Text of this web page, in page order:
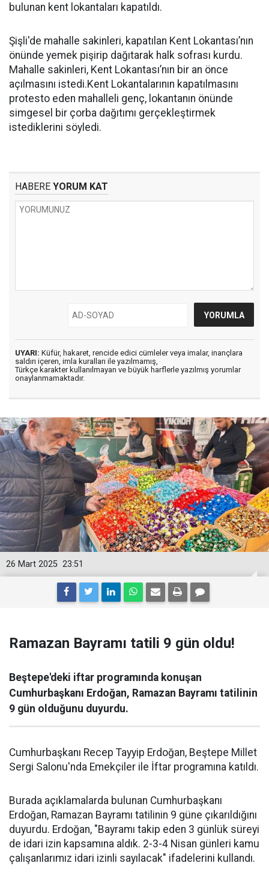
bulunan kent lokantaları kapatıldı.
Şişli'de mahalle sakinleri, kapatılan Kent Lokantası’nın
önünde yemek pişirip dağıtarak halk sofrası kurdu.
Mahalle sakinleri, Kent Lokantası’nın bir an önce
açılmasını istedi.Kent Lokantalarının kapatılmasını
protesto eden mahalleli genç, lokantanın önünde
simgesel bir çorba dağıtımı gerçekleştirmek
istediklerini söyledi.
HABERE YORUM KAT
UYARI: Küfür, hakaret, rencide edici cümleler veya imalar, inançlara
saldırı içeren, imla kuralları ile yazılmamış,
Türkçe karakter kullanılmayan ve büyük harflerle yazılmış yorumlar
onaylanmamaktadır.
23:51
26 Mart 2025
Ramazan Bayramı tatili 9 gün oldu!
Beştepe'deki iftar programında konuşan
Cumhurbaşkanı Erdoğan, Ramazan Bayramı tatilinin
9 gün olduğunu duyurdu.
Cumhurbaşkanı Recep Tayyip Erdoğan, Beştepe Millet
Sergi Salonu'nda Emekçiler ile İftar programına katıldı.
Burada açıklamalarda bulunan Cumhurbaşkanı
Erdoğan, Ramazan Bayramı tatilinin 9 güne çıkarıldığını
duyurdu. Erdoğan, "Bayramı takip eden 3 günlük süreyi
de idari izin kapsamına aldık. 2-3-4 Nisan günleri kamu
çalışanlarımız idari izinli sayılacak" ifadelerini kullandı.